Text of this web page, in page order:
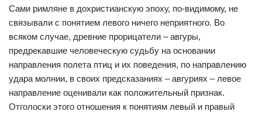
Сами римляне в дохристианскую эпоху, по-видимому, не
связывали с понятием левого ничего неприятного. Во
всяком случае, древние прорицатели – авгуры,
предрекавшие человеческую судьбу на основании
направления полета птиц и их поведения, по направлению
удара молнии, в своих предсказаниях – авгуриях – левое
направление оценивали как положительный признак.
Отголоски этого отношения к понятиям левый и правый